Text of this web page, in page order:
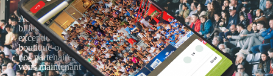
Actualités, nouveautés,
billetterie, remises
exceptionnelles dans la
boutique officielles & chez
nos partenaires… Inscrivez-
vous maintenant